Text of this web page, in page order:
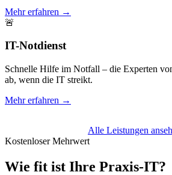
Mehr erfahren →
🚨
IT-Notdienst
Schnelle Hilfe im Notfall – die Experten
ab, wenn die IT streikt.
Mehr erfahren →
Alle Leistungen
Kostenloser Mehrwert
Wie fit ist Ihre Praxis-IT?